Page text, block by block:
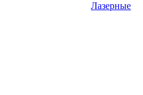
Лазерные